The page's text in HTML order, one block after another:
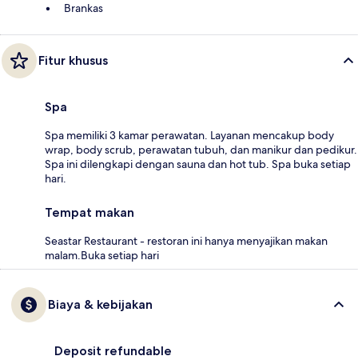
Brankas
Fitur khusus
Spa
Spa memiliki 3 kamar perawatan. Layanan mencakup body
wrap, body scrub, perawatan tubuh, dan manikur dan pedikur.
Spa ini dilengkapi dengan sauna dan hot tub. Spa buka setiap
hari.
Tempat makan
Seastar Restaurant - restoran ini hanya menyajikan makan
malam.Buka setiap hari
Biaya & kebijakan
Deposit refundable